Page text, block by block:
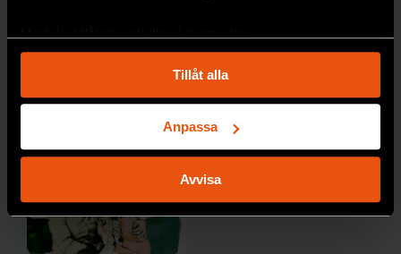
som kan ha en noggrannhet på upp till flera meter
Identifiera din enhet genom att aktivt skanna den
för specifika kännetecken (fingeravtryck)
Ta reda på mer om hur dina personliga uppgifter
helst från cookie-förklaringen.
Tillåt alla
Anpassa
Avvisa